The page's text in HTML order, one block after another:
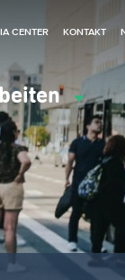
CENTER KONTAKT